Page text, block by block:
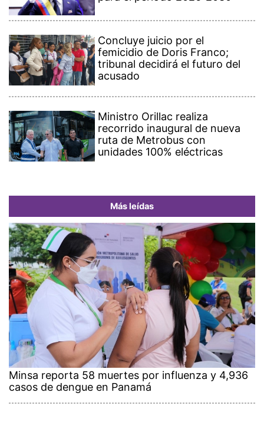
Concluye juicio por el
femicidio de Doris Franco;
tribunal decidirá el futuro del
acusado
Ministro Orillac realiza
recorrido inaugural de nueva
ruta de Metrobus con
unidades 100% eléctricas
Más leídas
Minsa reporta 58 muertes por influenza y 4,936
casos de dengue en Panamá